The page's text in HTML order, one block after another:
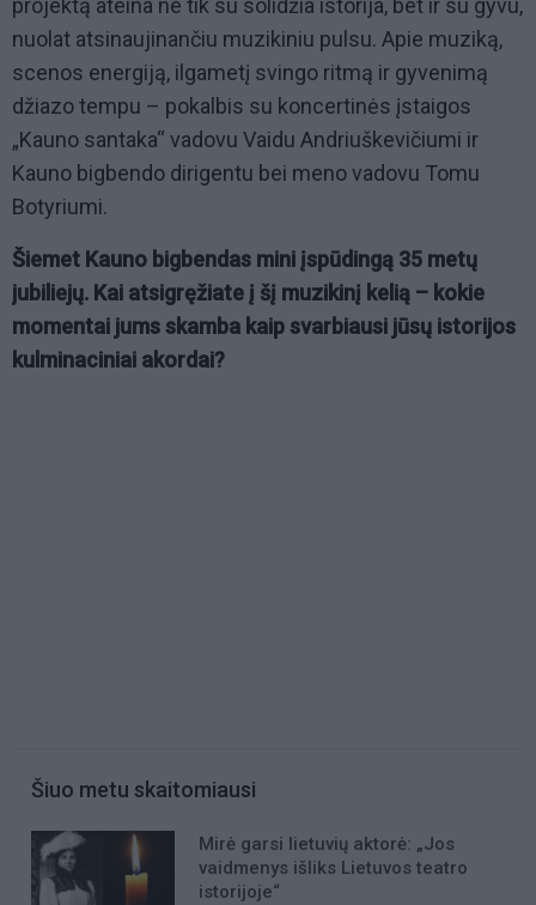
projektą ateina ne tik su solidžia istorija, bet ir su gyvu,
nuolat atsinaujinančiu muzikiniu pulsu. Apie muziką,
scenos energiją, ilgametį svingo ritmą ir gyvenimą
džiazo tempu – pokalbis su koncertinės įstaigos
„Kauno santaka“ vadovu Vaidu Andriuškevičiumi ir
Kauno bigbendo dirigentu bei meno vadovu Tomu
Botyriumi.
Šiemet Kauno bigbendas mini įspūdingą 35 metų
jubiliejų. Kai atsigręžiate į šį muzikinį kelią – kokie
momentai jums skamba kaip svarbiausi jūsų istorijos
kulminaciniai akordai?
Šiuo metu skaitomiausi
Mirė garsi lietuvių aktorė: „Jos
vaidmenys išliks Lietuvos teatro
istorijoje“